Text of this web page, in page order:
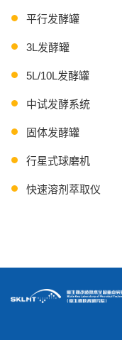
平行发酵罐
3L发酵罐
5L/10L发酵罐
中试发酵系统
固体发酵罐
行星式球磨机
快速溶剂萃取仪